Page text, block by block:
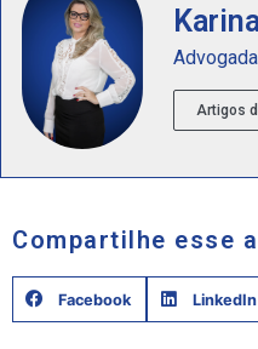
Advogada
Artigos
Compartilhe esse
Facebook LinkedIn